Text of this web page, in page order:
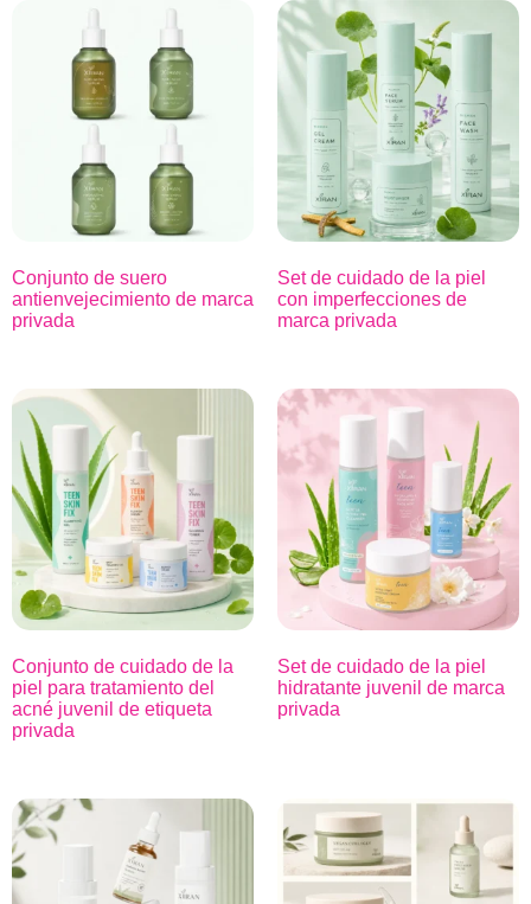
Conjunto de suero
antienvejecimiento de marca
privada
Set de cuidado de la piel
con imperfecciones de
marca privada
Conjunto de cuidado de la
piel para tratamiento del
acné juvenil de etiqueta
privada
Set de cuidado de la piel
hidratante juvenil de marca
privada